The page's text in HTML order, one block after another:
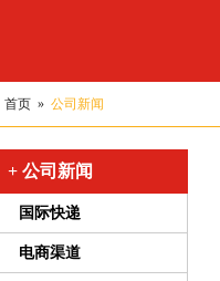
首页 » 公司新闻
+ 公司新闻
国际快递
电商渠道